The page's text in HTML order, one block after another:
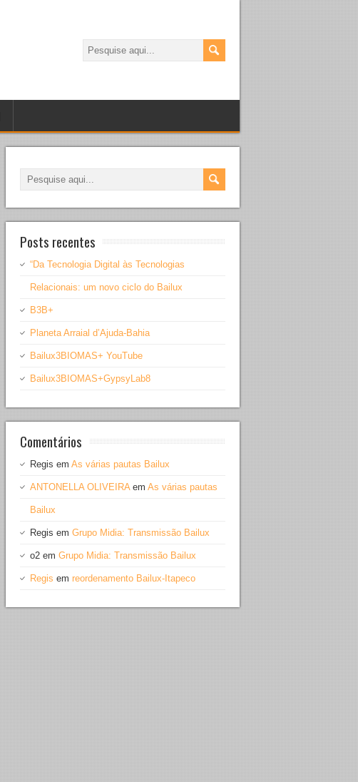
Posts recentes
“Da Tecnologia Digital às Tecnologias
Relacionais: um novo ciclo do Bailux
B3B+
Planeta Arraial d’Ajuda-Bahia
Bailux3BIOMAS+ YouTube
Bailux3BIOMAS+GypsyLab8
Comentários
Regis em As várias pautas Bailux
ANTONELLA OLIVEIRAem As várias pautas
Bailux
Regis em Grupo Midia: Transmissão Bailux
o2 em Grupo Midia: Transmissão Bailux
Regis em reordenamento Bailux-Itapeco